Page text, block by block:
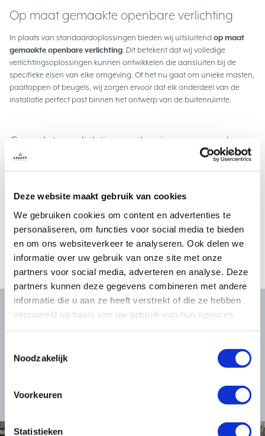
Deze website maakt gebruik van cookies
We gebruiken cookies om content en advertenties te
personaliseren, om functies voor social media te bieden
en om ons websiteverkeer te analyseren. Ook delen we
informatie over uw gebruik van onze site met onze
partners voor social media, adverteren en analyse. Deze
partners kunnen deze gegevens combineren met andere
informatie die u aan ze heeft verstrekt of die ze hebben
verzameld op basis van uw gebruik van hun services.
Noodzakelijk
Voorkeuren
Statistieken
Op maat gemaakte openbare verlichting
In plaats van standaardoplossingen bieden wij uitsluitend op maat
gemaakte openbare verlichting. Dit betekent dat wij volledige
verlichtingsoplossingen kunnen ontwikkelen die aansluiten bij de
specifieke eisen van elke omgeving. Of het nu gaat om unieke masten,
paaltoppen of beugels, wij zorgen ervoor dat elk onderdeel van de
installatie perfect past binnen het ontwerp van de buitenruimte.
Complete verlichtingsoplossingen voor de
openbare ruimte
complete, op maat gemaakteverlichtingsoplossingen voor
armaturen. Onze geïntegreerde aanpak zorgt ervoor dat de verlichting
robuust, weerbestendig en optimaal afgestemd is op de omgeving,
zodat u verzekerd bent van een effectieve en duurzame lichtoplossing.
product